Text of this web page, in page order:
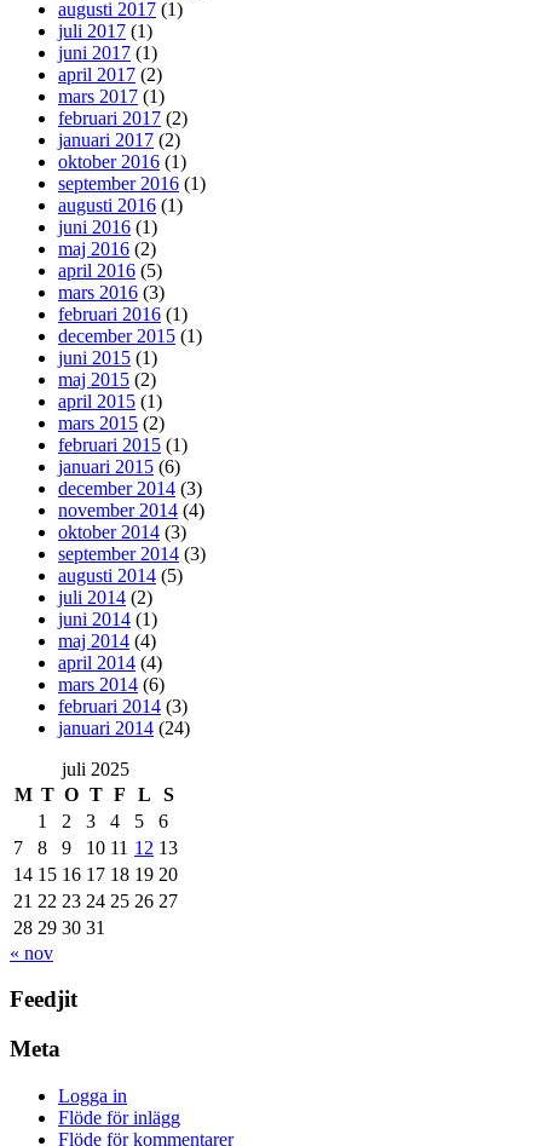
augusti 2017 (1)
juli 2017 (1)
juni 2017 (1)
april 2017 (2)
mars 2017 (1)
februari 2017 (2)
januari 2017 (2)
oktober 2016 (1)
september 2016 (1)
augusti 2016 (1)
juni 2016 (1)
maj 2016 (2)
april 2016 (5)
mars 2016 (3)
februari 2016 (1)
december 2015 (1)
juni 2015 (1)
maj 2015 (2)
april 2015 (1)
mars 2015 (2)
februari 2015 (1)
januari 2015 (6)
december 2014 (3)
november 2014 (4)
oktober 2014 (3)
september 2014 (3)
augusti 2014 (5)
juli 2014 (2)
juni 2014 (1)
maj 2014 (4)
april 2014 (4)
mars 2014 (6)
februari 2014 (3)
januari 2014 (24)
juli 2025
M T O T F L
S
1
2 3 4 5
6
7
8 9 10 11 12 13
14 15 16 17 18 19 20
21 22 23 24 25 26 27
28 29 30 31
« nov
Feedjit
Meta
Logga in
Flöde för inlägg
Flöde för kommentarer